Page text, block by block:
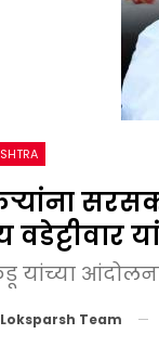
वडेट्टीवार
यांच्या
Loksparsh Team